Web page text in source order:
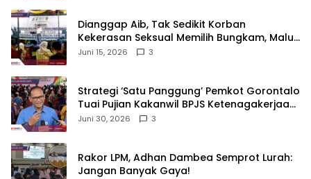
‎Dianggap Aib, Tak Sedikit Korban
Kekerasan Seksual Memilih Bungkam, Malu
untuk Melapor!‎
Juni 15, 2026 3
Strategi ‘Satu Panggung’ Pemkot Gorontalo
Tuai Pujian Kakanwil BPJS Ketenagakerjaan
Sulama‎‎
Juni 30, 2026 3
‎Rakor LPM, Adhan Dambea Semprot Lurah:
Jangan Banyak Gaya!‎